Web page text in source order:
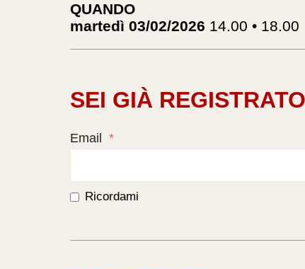
QUANDO
martedì 03/02/2026 14.00 • 18.00
SEI GIÀ
Email *
Ricordami